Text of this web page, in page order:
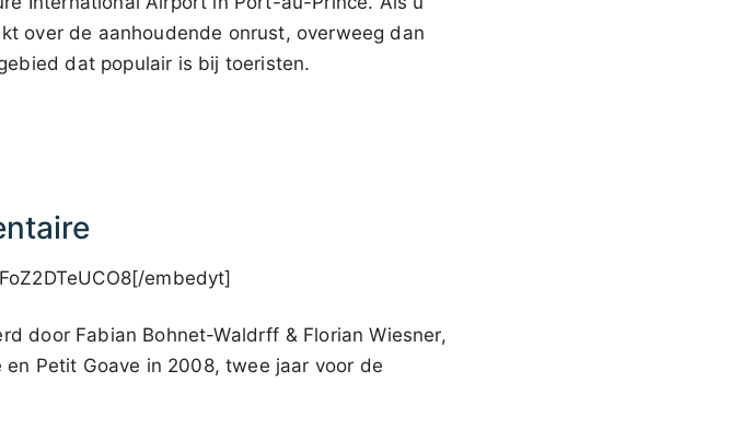
over de aanhoudende onrust, overweeg dan
dat populair is bij toeristen.
embedyt]
door Fabian Bohnet-Waldrff & Florian Wiesner,
Petit Goave in 2008, twee jaar voor de